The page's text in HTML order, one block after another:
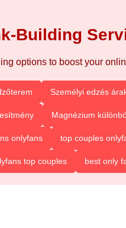
Building
options to boost your
Személyi edzés
Magnézium
onlyfans top couples
top couples best only